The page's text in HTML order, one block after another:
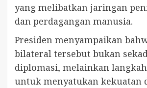
yang melibatkan jaringan
dan perdagangan manusia.
Presiden menyampaikan
bilateral tersebut bukan
diplomasi, melainkan
untuk menyatukan kekuatan